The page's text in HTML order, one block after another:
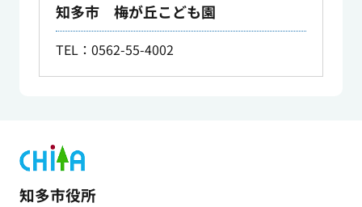
知多市 梅が丘こども園
TEL：0562-55-4002
知多市役所